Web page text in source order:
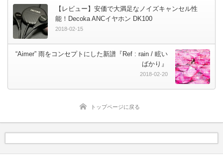
【レビュー】安価で大満足なノイズキャンセル性
能！Decoka ANCイヤホン DK100
2018-02-15
“Aimer” 雨をコンセプトにした新譜『Ref : rain / 眩い
ばかり』
2018-02-20
トップページに戻る